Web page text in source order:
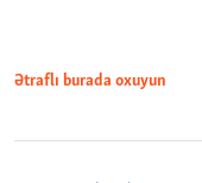
Ətraflı burada oxuyun